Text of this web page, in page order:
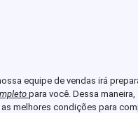
equipe de vendas irá
para você. Dessa maneira,
melhores condições para